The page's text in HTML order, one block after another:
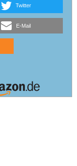
Twitter
E-Mail